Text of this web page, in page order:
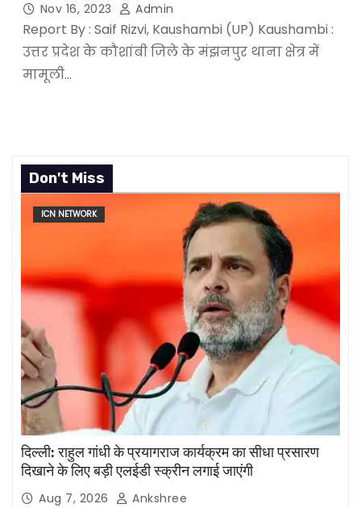
Nov 16, 2023 Admin
Report By : Saif Rizvi, Kaushambi (UP) Kaushambi :
उत्तर प्रदेश के कौशांबी जिले के मंझनपुर थाना क्षेत्र में
मामूली…
Don't Miss
ICN NETWORK
दिल्ली: राहुल गांधी के प्रयागराज कार्यक्रम का सीधा प्रसारण
दिखाने के लिए बड़ी एलईडी स्क्रीन लगाई जाएंगी
Aug 7, 2026 Ankshree